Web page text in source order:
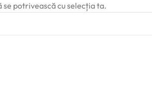
se potrivească cu selecția ta.